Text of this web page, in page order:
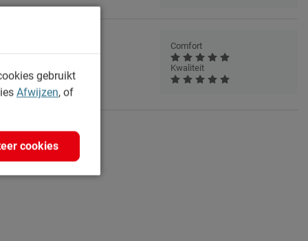
Comfort
Kwaliteit
gebruikt
Afwijzen, of
cookies